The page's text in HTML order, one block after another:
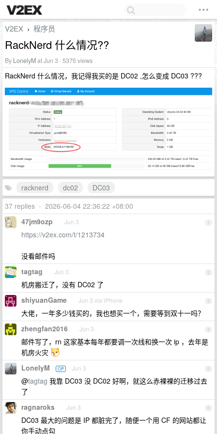
V2EX › 程序员
RackNerd 什么情况??
By LonelyMat Jun 3 · 5375 views
RackNerd 什么情况，我记得我买的是 DC02 ,怎么变成 DC03 ???
racknerd dc02
DC03
37 replies • 2026-06-04 22:36:22 +08:00
1
47jm9ozp Jun 3
https://v2ex.com/t/1213734
没看邮件吗
2
tagtag Jun 3
机房搬迁了，没有 DC02 了
3
shiyuanGame Jun 3 via iPhone
大佬，一年多少钱买的，我也想买一个，需要等到双十一吗？
4
zhengfan2016 Jun 3
邮件写了，rn 这家基本每年都要调一次线和换一次 ip ，去年是
机房火灾
5
LonelyM OP Jun 3
@tagtag 我靠 DC03 没 DC02 好啊，就这么赤裸裸的迁移过去
了
6
ragnaroks Jun 3
DC03 最大的问题是 IP 都脏完了，随便一个用 CF 的网站都让
你手动点勾